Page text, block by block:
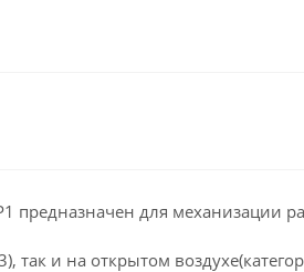
для механизации
так и на открытом